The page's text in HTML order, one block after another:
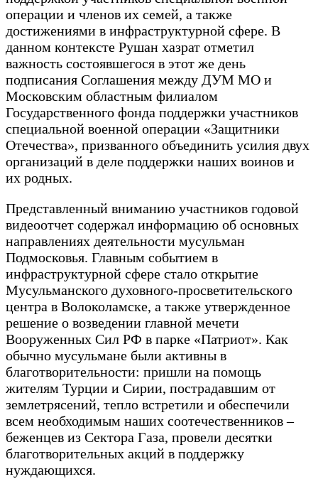
операции и членов их семей, а также
достижениями в инфраструктурной сфере. В
данном контексте Рушан хазрат отметил
важность состоявшегося в этот же день
подписания Соглашения между ДУМ МО и
Московским областным филиалом
Государственного фонда поддержки участников
специальной военной операции «Защитники
Отечества», призванного объединить усилия двух
организаций в деле поддержки наших воинов и
их родных.
Представленный вниманию участников годовой
видеоотчет содержал информацию об основных
направлениях деятельности мусульман
Подмосковья. Главным событием в
инфраструктурной сфере стало открытие
Мусульманского духовного-просветительского
центра в Волоколамске, а также утвержденное
решение о возведении главной мечети
Вооруженных Сил РФ в парке «Патриот». Как
обычно мусульмане были активны в
благотворительности: пришли на помощь
жителям Турции и Сирии, пострадавшим от
землетрясений, тепло встретили и обеспечили
всем необходимым наших соотечественников –
беженцев из Сектора Газа, провели десятки
благотворительных акций в поддержку
нуждающихся.